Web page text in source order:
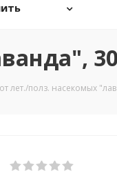
лет./полз. насекомых